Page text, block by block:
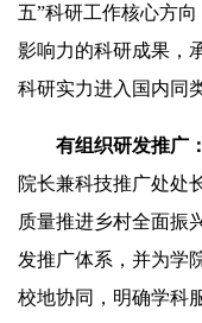
五”科研工作核心方
影响力的科研成果，
科研实力进入国内同
有组织研发推广
院长兼科技推广处处
质量推进乡村全面振
发推广体系，并为学
校地协同，明确学科